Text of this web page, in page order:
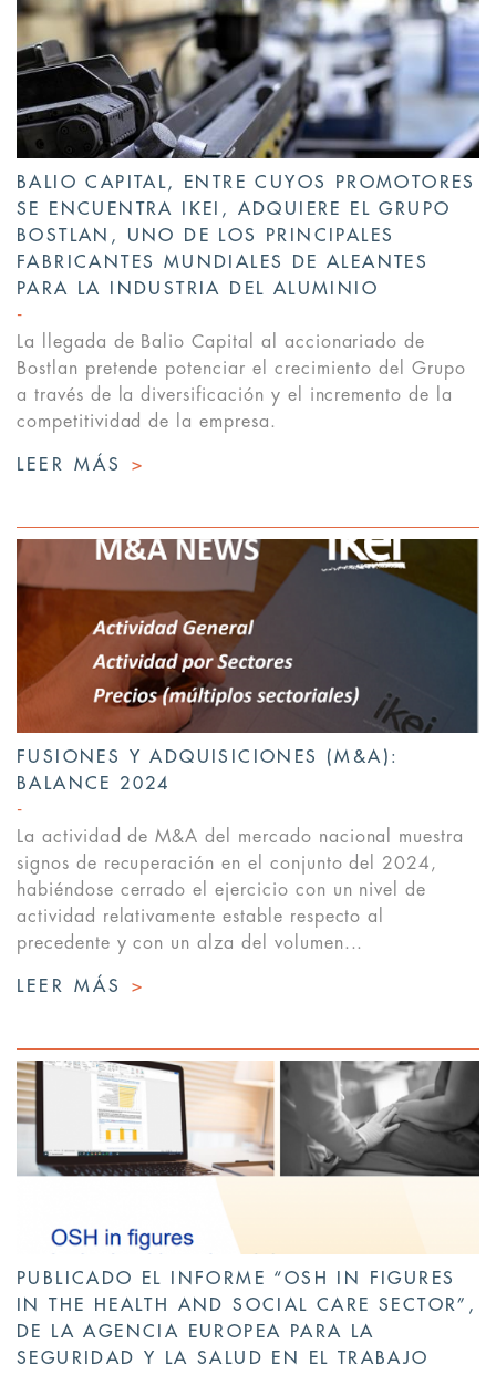
BALIO CAPITAL, ENTRE CUYOS PROMOTORES
SE ENCUENTRA IKEI, ADQUIERE EL GRUPO
BOSTLAN, UNO DE LOS PRINCIPALES
FABRICANTES MUNDIALES DE ALEANTES
PARA LA INDUSTRIA DEL ALUMINIO
La llegada de Balio Capital al accionariado de
Bostlan pretende potenciar el crecimiento del Grupo
a través de la diversificación y el incremento de la
competitividad de la empresa.
LEER MÁS >
FUSIONES Y ADQUISICIONES (M&A):
BALANCE 2024
La actividad de M&A del mercado nacional muestra
signos de recuperación en el conjunto del 2024,
habiéndose cerrado el ejercicio con un nivel de
actividad relativamente estable respecto al
precedente y con un alza del volumen...
LEER MÁS >
PUBLICADO EL INFORME “OSH IN FIGURES
IN THE HEALTH AND SOCIAL CARE SECTOR”,
DE LA AGENCIA EUROPEA PARA LA
SEGURIDAD Y LA SALUD EN EL TRABAJO